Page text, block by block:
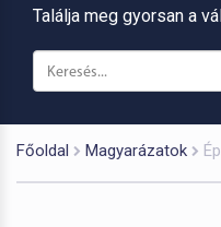
Találja meg gyorsan a
Főoldal Magyarázatok